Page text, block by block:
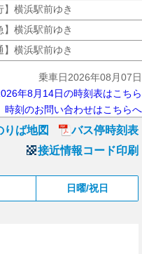
】横浜駅前ゆき
】横浜駅前ゆき
】横浜駅前ゆき
乗車日2026年08月07日
年8月14日の時刻表はこちら
時刻のお問い合わせはこちらへ
りば地図
バス停時刻表
接近情報コード印刷
日曜/祝日